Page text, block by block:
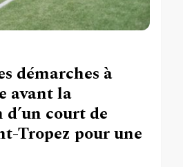
démarches à
avant la
court de
Tropez pour une